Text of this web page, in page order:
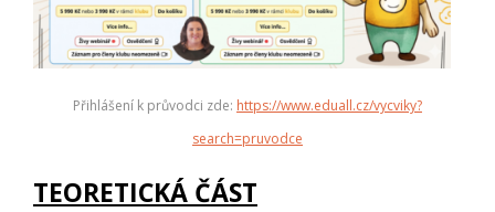
Přihlášení k průvodci zde: https://www.eduall.cz/vycviky?
search=pruvodce
TEORETICKÁ ČÁST